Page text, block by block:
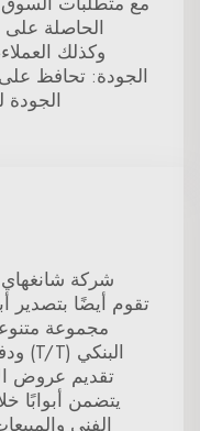
وكذلك
الجودة: تحافظ على
شركة
تقوم أيضًا بتصدير
مجموعة
تقديم عروض
يتضمن أبوابًا
الفني